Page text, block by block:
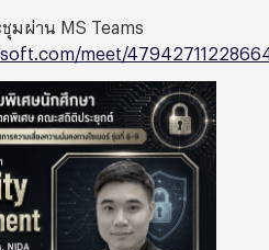
มผ่าน MS Teams
meet/